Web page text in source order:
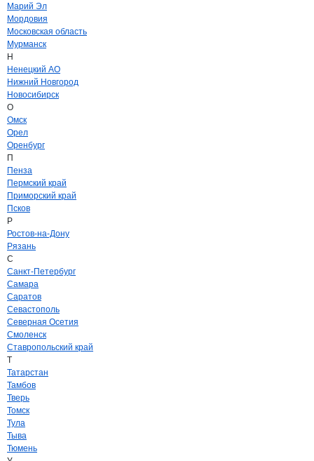
Марий Эл
Мордовия
Московская область
Мурманск
Н
Ненецкий АО
Нижний Новгород
Новосибирск
О
Омск
Орел
Оренбург
П
Пенза
Пермский край
Приморский край
Псков
Р
Ростов-на-Дону
Рязань
С
Санкт-Петербург
Самара
Саратов
Севастополь
Северная Осетия
Смоленск
Ставропольский край
Т
Татарстан
Тамбов
Тверь
Томск
Тула
Тыва
Тюмень